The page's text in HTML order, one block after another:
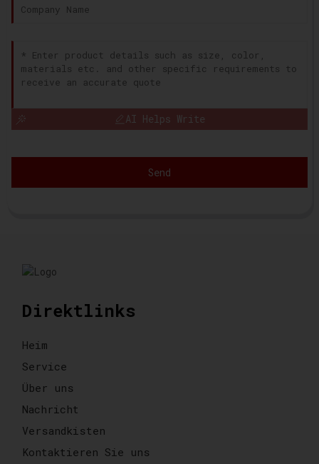
AI Helps Write
Send
Direktlinks
Heim
Service
Über uns
Nachricht
Versandkisten
Kontaktieren Sie uns